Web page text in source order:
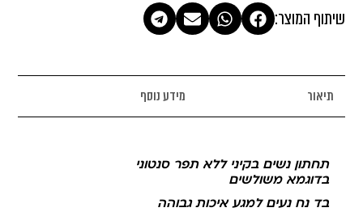
שיתוף המוצר:
תיאור מידע נוסף
תחתון נשים בקיני ללא תפר סנטוני
בדוגמא משולשים
בד נח נעים למגע איכות גבוהה